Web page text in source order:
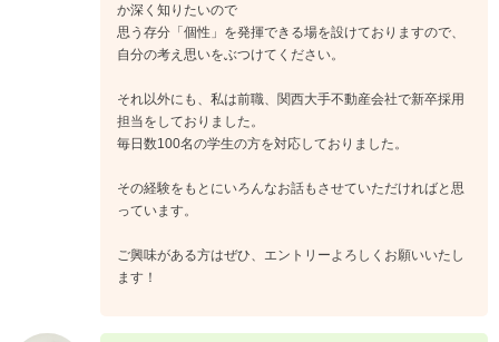
か深く知りたいので
思う存分「個性」を発揮できる場を設けておりますので、
自分の考え思いをぶつけてください。
それ以外にも、私は前職、関西大手不動産会社で新卒採用
担当をしておりました。
毎日数100名の学生の方を対応しておりました。
その経験をもとにいろんなお話もさせていただければと思
っています。
ご興味がある方はぜひ、エントリーよろしくお願いいたし
ます！